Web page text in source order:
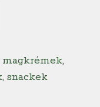
magkrémek,
snackek